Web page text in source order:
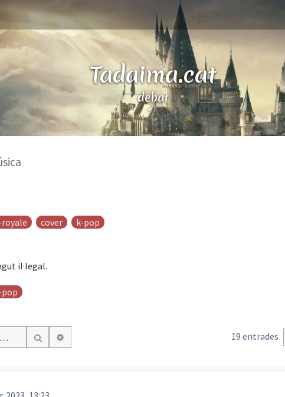
Tadaima.cat
debat
cover k-pop
il·legal.
Cerca 19 entrades